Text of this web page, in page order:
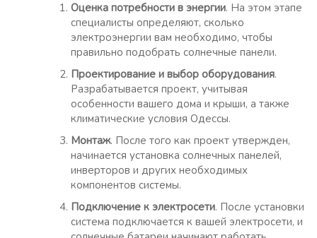
Оценка потребности в энергии. На этом этапе
специалисты определяют, сколько
электроэнергии вам необходимо, чтобы
правильно подобрать солнечные панели.
Проектирование и выбор оборудования.
Разрабатывается проект, учитывая
особенности вашего дома и крыши, а также
климатические условия Одессы.
Монтаж. После того как проект утвержден,
начинается установка солнечных панелей,
инверторов и других необходимых
компонентов системы.
Подключение к электросети. После установки
система подключается к вашей электросети, и